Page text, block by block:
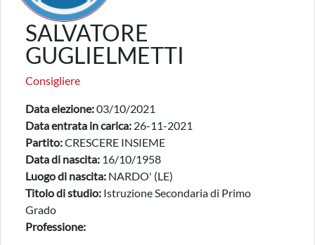
SALVATORE
GUGLIELMETTI
Consigliere
Data elezione:03/10/2021
Data entrata in carica: 26-11-2021
Partito:CRESCERE INSIEME
Data di nascita: 16/10/1958
Luogo di nascita: NARDO' (LE)
Titolo di studio: Istruzione Secondaria di Primo
Grado
Professione: